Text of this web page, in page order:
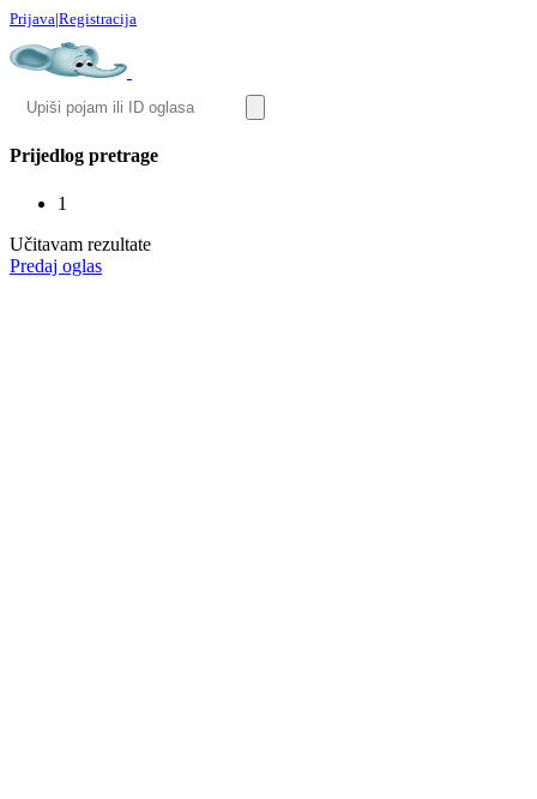
Prijava|Registracija
Prijedlog pretrage
1
Učitavam rezultate
Predaj oglas